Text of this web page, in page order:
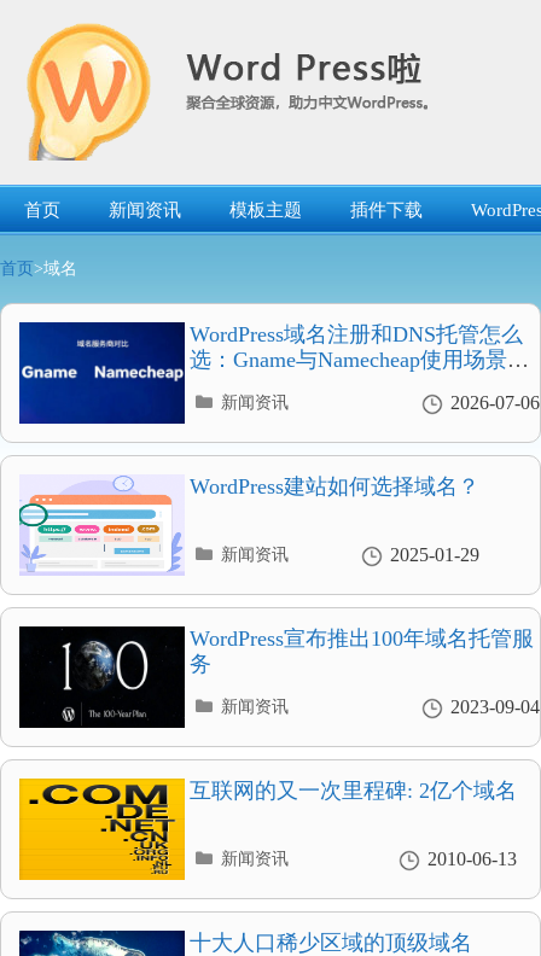
首页 新闻资讯 模板主题 插件下载
首页 >域名
WordPress域名注册和DNS托管怎么
选：Gname与Namecheap使用场景对
2026-07-06
分
录
新闻资讯
WordPress建站如何选择域名？
2025-01-29
分
录
新闻资讯
WordPress宣布推出100年域名托管服
务
2023-09-04
分
录
新闻资讯
互联网的又一次里程碑: 2亿个域名
2010-06-13
分
录
新闻资讯
十大人口稀少区域的顶级域名